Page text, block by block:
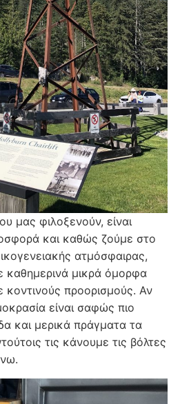
μας φιλοξενούν, είναι
και καθώς ζούμε στο
ατμόσφαιρας,
καθημερινά μικρά όμορφα
κοντινούς προορισμούς. Αν
είναι σαφώς πιο
και μερικά πράγματα τα
τις κάνουμε τις βόλτες